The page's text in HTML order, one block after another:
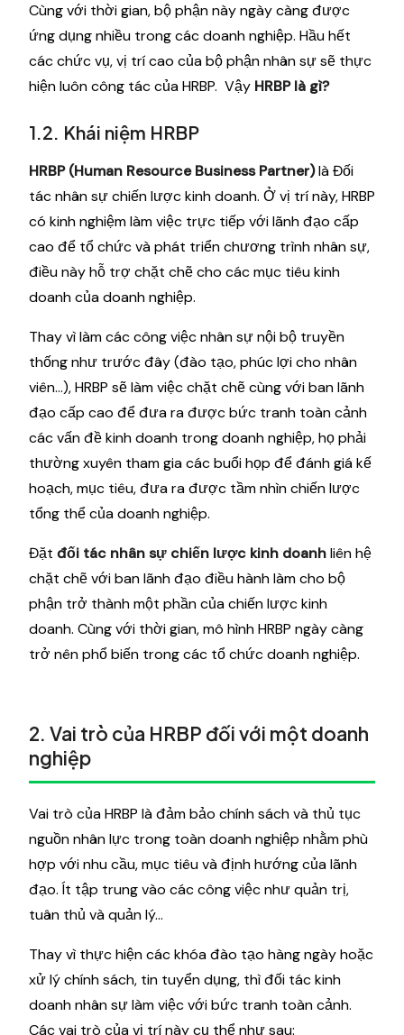
Cùng với thời gian, bộ phận này ngày càng được
ứng dụng nhiều trong các doanh nghiệp. Hầu hết
các chức vụ, vị trí cao của bộ phận nhân sự sẽ thực
hiện luôn công tác của HRBP. Vậy HRBP là gì?
1.2. Khái niệm HRBP
HRBP (Human Resource Business Partner)là Đối
tác nhân sự chiến lược kinh doanh. Ở vị trí này, HRBP
có kinh nghiệm làm việc trực tiếp với lãnh đạo cấp
cao để tổ chức và phát triển chương trình nhân sự,
điều này hỗ trợ chặt chẽ cho các mục tiêu kinh
doanh của doanh nghiệp.
Thay vì làm các công việc nhân sự nội bộ truyền
thống như trước đây (đào tạo, phúc lợi cho nhân
viên…), HRBP sẽ làm việc chặt chẽ cùng với ban lãnh
đạo cấp cao để đưa ra được bức tranh toàn cảnh
các vấn đề kinh doanh trong doanh nghiệp, họ phải
thường xuyên tham gia các buổi họp để đánh giá kế
hoạch, mục tiêu, đưa ra được tầm nhìn chiến lược
tổng thể của doanh nghiệp.
Đặt đối tác nhân sự chiến lược kinh doanhliên hệ
chặt chẽ với ban lãnh đạo điều hành làm cho bộ
phận trở thành một phần của chiến lược kinh
doanh. Cùng với thời gian, mô hình HRBP ngày càng
trở nên phổ biến trong các tổ chức doanh nghiệp.
2. Vai trò của HRBP đối với một doanh
nghiệp
Vai trò của HRBP là đảm bảo chính sách và thủ tục
nguồn nhân lực trong toàn doanh nghiệp nhằm phù
hợp với nhu cầu, mục tiêu và định hướng của lãnh
đạo. Ít tập trung vào các công việc như quản trị,
tuân thủ và quản lý...
Thay vì thực hiện các khóa đào tạo hàng ngày hoặc
xử lý chính sách, tin tuyển dụng, thì đối tác kinh
doanh nhân sự làm việc với bức tranh toàn cảnh.
Các vai trò của vị trí này cụ thể như sau: